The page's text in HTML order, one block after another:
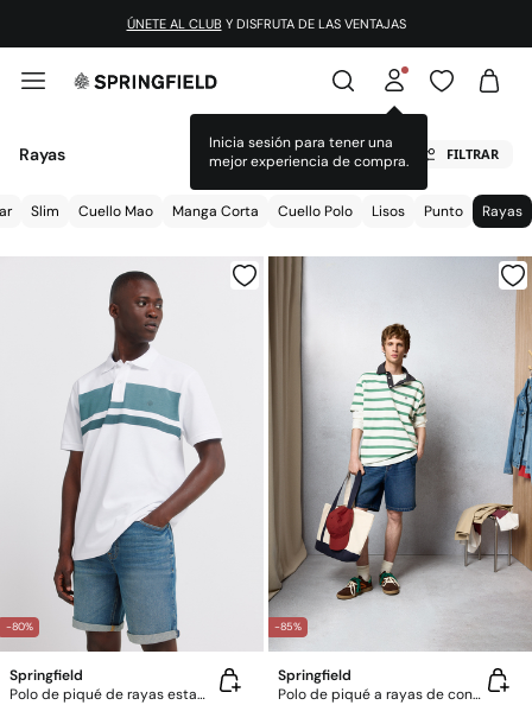
¡DESCARGA LA APP!
Rayas FILTRAR
Slim Cuello Mao Manga Corta Cuello Polo Lisos Punto Rayas
-80%
Springfield
Polo de piqué de rayas estampadas regular fit
-85%
Springfield
Polo de piqué a rayas de contraste de ajuste regular